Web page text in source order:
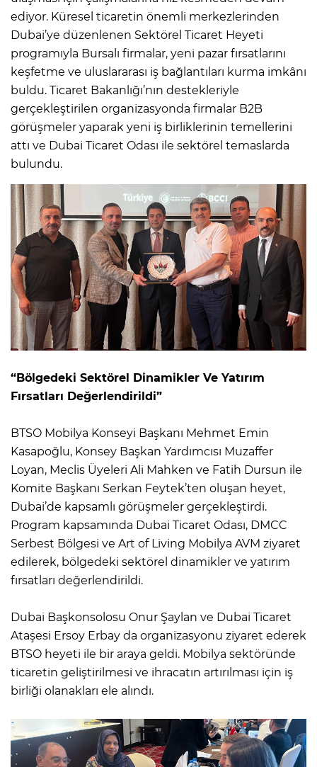
ediyor. Küresel ticaretin önemli merkezlerinden
Dubai’ye düzenlenen Sektörel Ticaret Heyeti
programıyla Bursalı firmalar, yeni pazar fırsatlarını
keşfetme ve uluslararası iş bağlantıları kurma imkânı
buldu. Ticaret Bakanlığı’nın destekleriyle
gerçekleştirilen organizasyonda firmalar B2B
görüşmeler yaparak yeni iş birliklerinin temellerini
attı ve Dubai Ticaret Odası ile sektörel temaslarda
bulundu.
“Bölgedeki Sektörel Dinamikler Ve Yatırım
Fırsatları Değerlendirildi”
BTSO Mobilya Konseyi Başkanı Mehmet Emin
Kasapoğlu, Konsey Başkan Yardımcısı Muzaffer
Loyan, Meclis Üyeleri Ali Mahken ve Fatih Dursun ile
Komite Başkanı Serkan Feytek’ten oluşan heyet,
Dubai’de kapsamlı görüşmeler gerçekleştirdi.
Program kapsamında Dubai Ticaret Odası, DMCC
Serbest Bölgesi ve Art of Living Mobilya AVM ziyaret
edilerek, bölgedeki sektörel dinamikler ve yatırım
fırsatları değerlendirildi.
Dubai Başkonsolosu Onur Şaylan ve Dubai Ticaret
Ataşesi Ersoy Erbay da organizasyonu ziyaret ederek
BTSO heyeti ile bir araya geldi. Mobilya sektöründe
ticaretin geliştirilmesi ve ihracatın artırılması için iş
birliği olanakları ele alındı.